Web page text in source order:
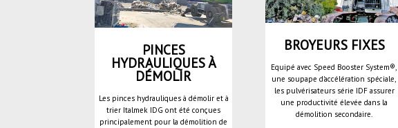
PINCES
HYDRAULIQUES À
DÉMOLIR
Les pinces hydrauliques à démolir et à
trier Italmek IDG ont été conçues
principalement pour la démolition de
BROYEURS FIXES
Equipé avec Speed Booster System®,
une soupape d'accélération spéciale,
les pulvérisateurs série IDF assurer
une productivité élevée dans la
démolition secondaire.